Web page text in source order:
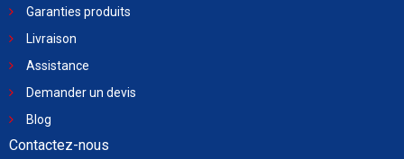
Garanties produits
Livraison
Assistance
Demander un devis
Blog
Contactez-nous